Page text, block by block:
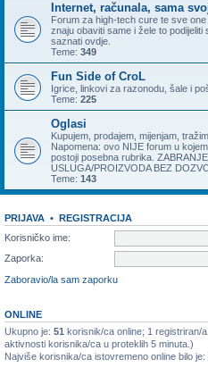
Internet, računala, sama
Forum za high-tech cure te sve
znaju obaviti same i žele to
saznati ovdje.
Teme: 349
Fun Side of CroL
Igrice, linkovi za razonodu, šale i
Teme: 225
Oglasi
Kupujem, prodajem, mijenjam,
Napomena: ovo NIJE forum u
postoji posebna rubrika.
USLUGA/PROIZVODA BEZ
Teme: 143
PRIJAVA • REGISTRACIJA
Korisničko ime:
Zaporka:
Zaboravio/la sam zaporku
ONLINE
Ukupno je: 51 korisnik/ca online; 1 registriran/
aktivnosti korisnika/ca u proteklih 5 minuta.)
Najviše korisnika/ca istovremeno online bilo je: